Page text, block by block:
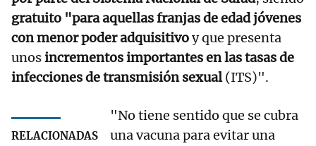
gratuito "para aquellas franjas de edad jóvenes
con menor poder adquisitivoy que presenta
unosincrementos importantes en las tasas de
infecciones de transmisión sexual(ITS)".
RELACIONADAS
"No tiene sentido que se cubra
una vacuna para evitar una